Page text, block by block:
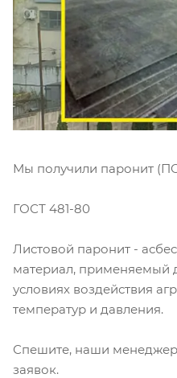
Мы получили паронит
ГОСТ 481-80
Листовой паронит -
материал, применяемый
условиях воздействия
температур и давления.
Спешите, наши
заявок.